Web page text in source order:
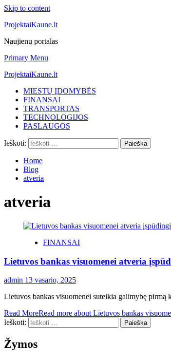
Skip to content
ProjektaiKaune.lt
Naujienų portalas
Primary Menu
ProjektaiKaune.lt
MIESTŲ ĮDOMYBĖS
FINANSAI
TRANSPORTAS
TECHNOLOGIJOS
PASLAUGOS
Ieškoti:
Home
Blog
atveria
atveria
FINANSAI
Lietuvos bankas visuomenei atveria
admin 13 vasario, 2025
Lietuvos bankas visuomenei suteikia galimybę
Read MoreRead more about Lietuvos bankas
Ieškoti:
Žymos